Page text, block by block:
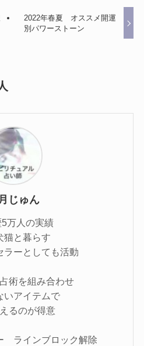
2022年春夏 オススメ開運
別パワーストーン
じゅん
万人の実績
猫と暮らす
ラーとしても活動
術を組み合わせ
いアイテムで
るのが得意
ラインブロック解除